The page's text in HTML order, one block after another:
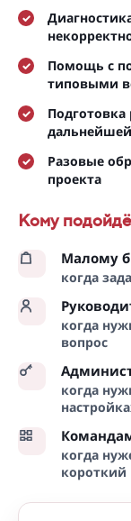
Помощь с
типовыми
Разовые
проекта
Кому
Малому
когда
когда
вопрос
когда
когда
короткий